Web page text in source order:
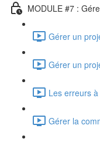
MODULE #7 :
Gérer un
Gérer un
Les erreurs
Gérer la